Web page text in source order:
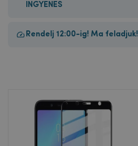
INGYENES
Rendelj 12:00-ig! Ma feladjuk!